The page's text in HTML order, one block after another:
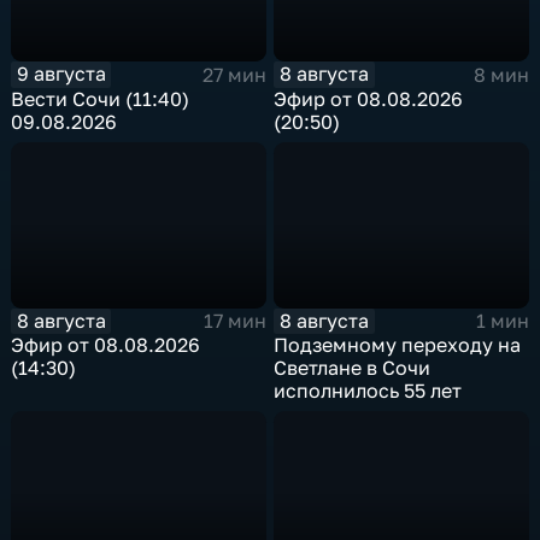
9 августа
27 мин
Вести Сочи (11:40)
09.08.2026
8 августа
8 мин
Эфир от 08.08.2026
(20:50)
8 августа
17 мин
Эфир от 08.08.2026
(14:30)
8 августа
1 мин
Подземному переходу на
Светлане в Сочи
исполнилось 55 лет